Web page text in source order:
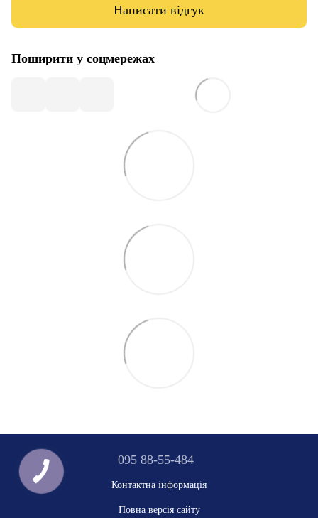
Написати відгук
Поширити у соцмережах
095 88-55-484
Контактна інформація
Повна версія сайту